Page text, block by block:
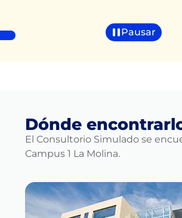
Pausar
Dónde
El Consultorio Simulado se
Campus 1 La Molina.